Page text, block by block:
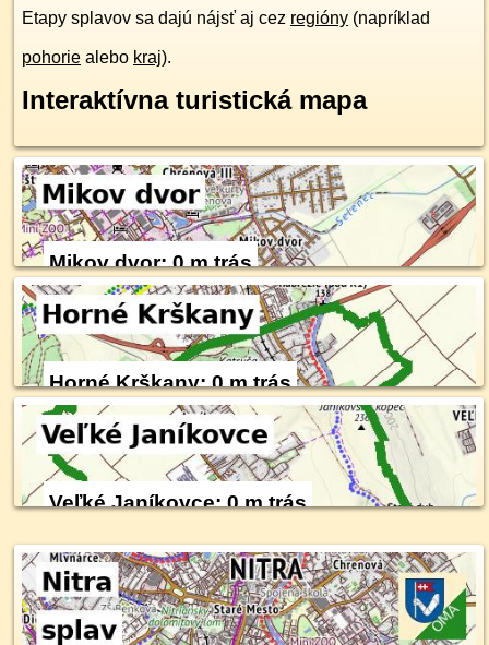
Etapy splavov sa dajú nájsť aj cez regióny (napríklad
pohorie alebo kraj).
Interaktívna turistická mapa
Mikov dvor: 0 m trás
Horné Krškany: 0 m trás
Veľké Janíkovce: 0 m trás